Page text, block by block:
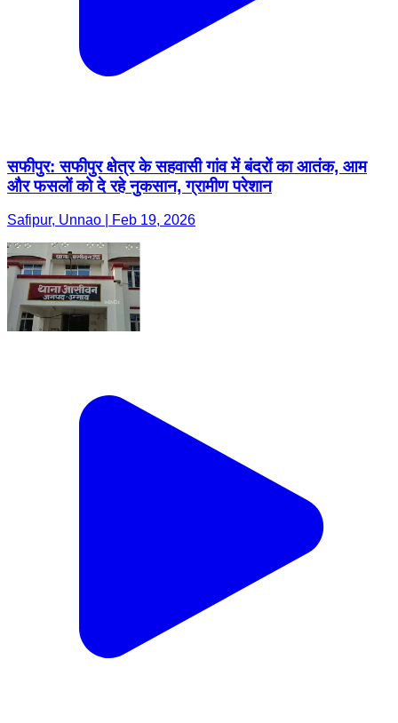
सफीपुर: सफीपुर क्षेत्र के सहवासी गांव में बंदरों का आतंक, आम
और फसलों को दे रहे नुकसान, ग्रामीण परेशान
Safipur, Unnao | Feb 19, 2026